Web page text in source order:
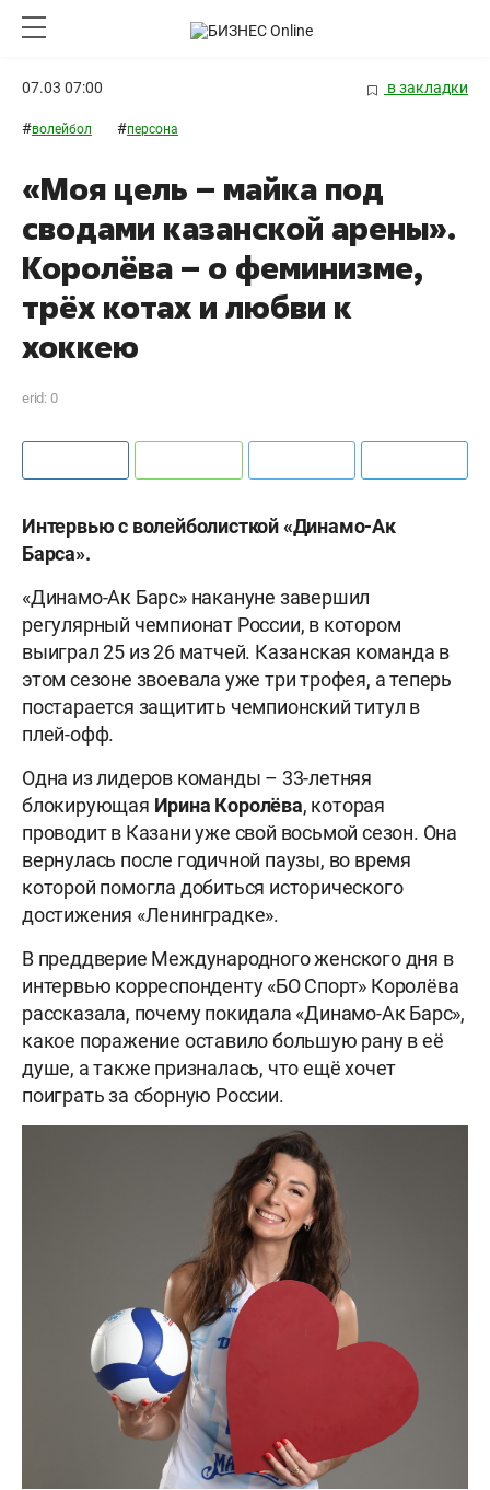
07.03 07:00 в закладки
#волейбол #персона
«Моя цель – майка под
сводами казанской арены».
Королёва – о феминизме,
трёх котах и любви к
хоккею
erid: 0
Интервью с волейболисткой «Динамо-Ак
Барса».
«Динамо-Ак Барс» накануне завершил
регулярный чемпионат России, в котором
выиграл 25 из 26 матчей. Казанская команда в
этом сезоне звоевала уже три трофея, а теперь
постарается защитить чемпионский титул в
плей-офф.
Одна из лидеров команды – 33-летняя
блокирующая Ирина Королёва, которая
проводит в Казани уже свой восьмой сезон. Она
вернулась после годичной паузы, во время
которой помогла добиться исторического
достижения «Ленинградке».
В преддверие Международного женского дня в
интервью корреспонденту «БО Спорт» Королёва
рассказала, почему покидала «Динамо-Ак Барс»,
какое поражение оставило большую рану в её
душе, а также призналась, что ещё хочет
поиграть за сборную России.